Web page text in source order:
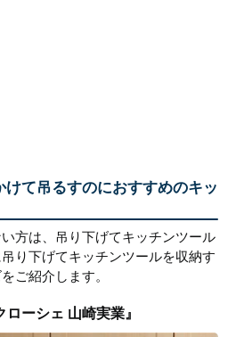
て吊るすのにおすすめのキッ
方は、吊り下げてキッチンツール
り下げてキッチンツールを収納す
ご紹介します。
ーシェ 山崎実業』